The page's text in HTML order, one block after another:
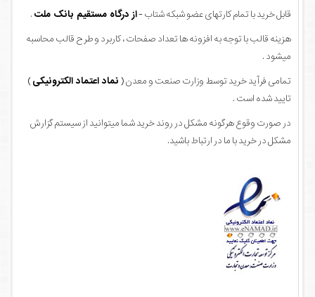
قابل خرید با تمام کارتهای عضو شبکه شتاب -از درگاه مستقیم بانک ملت .
هزینه قالب با توجه به افزونه ها تعداد صفحات ، کاربرد و طرح قالب محاسبه
میشود .
تمامی فرآید خرید توسط وزارت صنعت و معدن ( نماد اعتماد الکترونیکی)
تایید شده است .
در صورت وقوع هرگونه مشکل در روند خرید شما میتوانید از سیستم گزارش
مشکل در خرید با ما در ارتباط باشید.